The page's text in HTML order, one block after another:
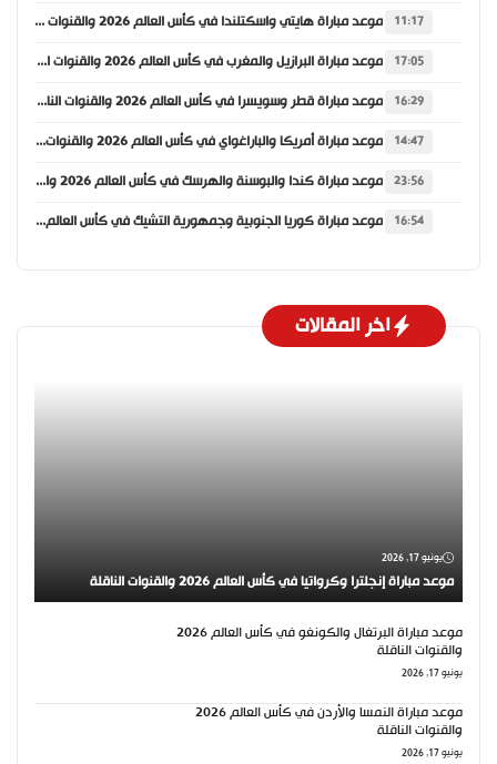
11:17 موعد مباراة هايتي واسكتلندا في كأس العالم 2026 والقنوات الناقلة
17:05 موعد مباراة البرازيل والمغرب في كأس العالم 2026 والقنوات الناقلة
16:29 موعد مباراة قطر وسويسرا في كأس العالم 2026 والقنوات الناقلة
14:47 موعد مباراة أمريكا والباراغواي في كأس العالم 2026 والقنوات الناقلة
23:56 موعد مباراة كندا والبوسنة والهرسك في كأس العالم 2026 والقنوات الناقلة
16:54 موعد مباراة كوريا الجنوبية وجمهورية التشيك في كأس العالم 2026 والقنوات الناقلة
اخر المقالات
يونيو 17, 2026
موعد مباراة إنجلترا وكرواتيا في كأس العالم 2026 والقنوات الناقلة
موعد مباراة البرتغال والكونغو في كأس العالم 2026
والقنوات الناقلة
يونيو 17, 2026
موعد مباراة النمسا والأردن في كأس العالم 2026
والقنوات الناقلة
يونيو 17, 2026